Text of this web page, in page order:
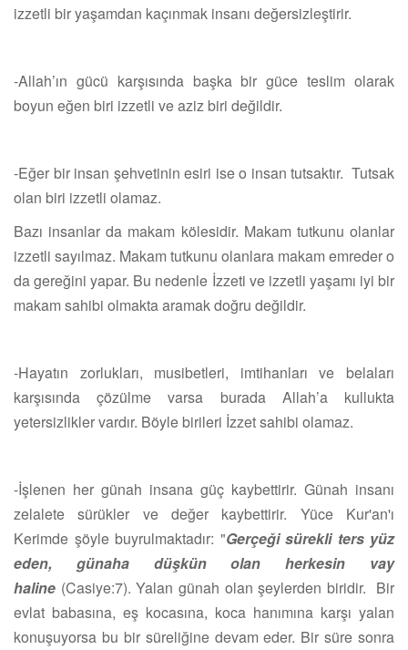
izzetli bir yaşamdan kaçınmak insanı değersizleştirir.
-Allah’ın gücü karşısında başka bir güce teslim olarak
boyun eğen biri izzetli ve aziz biri değildir.
-Eğer bir insan şehvetinin esiri ise o insan tutsaktır. Tutsak
olan biri izzetli olamaz.
Bazı insanlar da makam kölesidir. Makam tutkunu olanlar
izzetli sayılmaz. Makam tutkunu olanlara makam emreder o
da gereğini yapar. Bu nedenle İzzeti ve izzetli yaşamı iyi bir
makam sahibi olmakta aramak doğru değildir.
-Hayatın zorlukları, musibetleri, imtihanları ve belaları
karşısında çözülme varsa burada Allah’a kullukta
yetersizlikler vardır. Böyle birileri İzzet sahibi olamaz.
-İşlenen her günah insana güç kaybettirir. Günah insanı
zelalete sürükler ve değer kaybettirir. Yüce Kur'an'ı
Kerimde şöyle buyrulmaktadır: "Gerçeği sürekli ters yüz
eden, günaha düşkün olan herkesin vay
haline (Casiye:7).Yalan günah olan şeylerden biridir. Bir
evlat babasına, eş kocasına, koca hanımına karşı yalan
konuşuyorsa bu bir süreliğine devam eder. Bir süre sonra